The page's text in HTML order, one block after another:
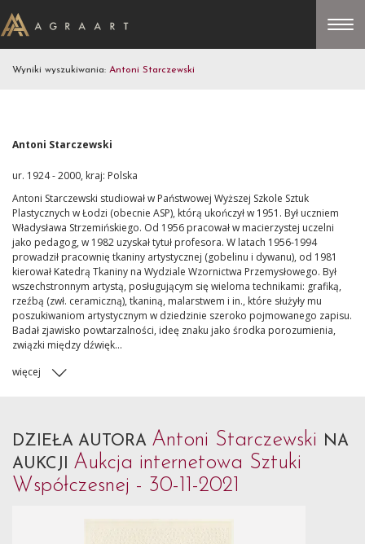
Wyniki wyszukiwania: Antoni Starczewski
Antoni Starczewski
ur. 1924 - 2000, kraj: Polska
Antoni Starczewski studiował w Państwowej Wyższej Szkole Sztuk
Plastycznych w Łodzi (obecnie ASP), którą ukończył w 1951. Był uczniem
Władysława Strzemińskiego. Od 1956 pracował w macierzystej uczelni
jako pedagog, w 1982 uzyskał tytuł profesora. W latach 1956-1994
prowadził pracownię tkaniny artystycznej (gobelinu i dywanu), od 1981
kierował Katedrą Tkaniny na Wydziale Wzornictwa Przemysłowego. Był
wszechstronnym artystą, posługującym się wieloma technikami: grafiką,
rzeźbą (zwł. ceramiczną), tkaniną, malarstwem i in., które służyły mu
poszukiwaniom artystycznym w dziedzinie szeroko pojmowanego zapisu.
Badał zjawisko powtarzalności, ideę znaku jako środka porozumienia,
związki między dźwięk...
więcej
DZIEŁA AUTORA Antoni Starczewski NA
AUKCJI Aukcja internetowa Sztuki
Współczesnej - 30-11-2021